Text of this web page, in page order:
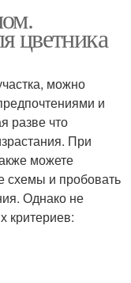
цветника
можно
и
разве что
При
можете
схемы и пробовать
Однако не
критериев: